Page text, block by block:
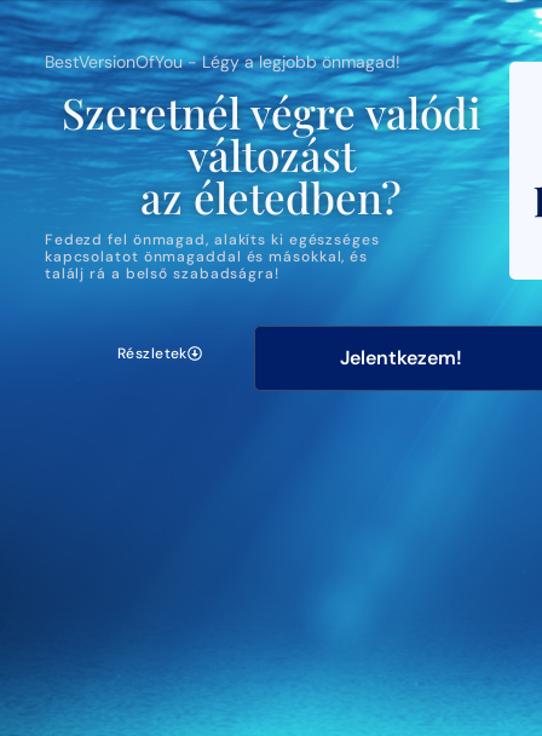
BestVersionOfYou - Légy a legjobb önmagad!
Szeretnél végre valódi
változást
az életedben?
Fedezd fel önmagad, alakíts ki egészséges
kapcsolatot önmagaddal és másokkal, és
találj rá a belső szabadságra!
Részletek Jelentkezem!